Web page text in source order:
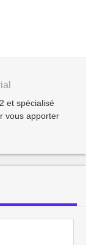
et spécialisé
vous apporter